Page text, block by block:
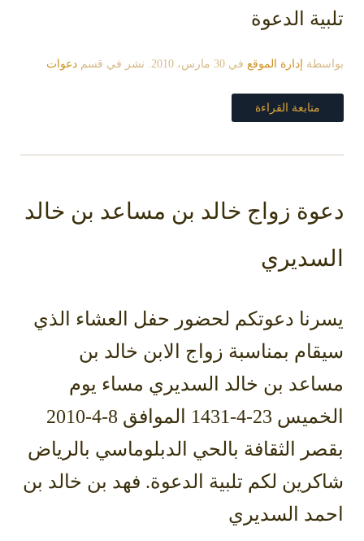
تلبية الدعوة
بواسطة إدارة الموقع في 30 مارس، 2010 . نشر في قسم دعوات
متابعة القراءة
دعوة زواج خالد بن مساعد بن خالد
السديري
يسرنا دعوتكم لحضور حفل العشاء الذي
سيقام بمناسبة زواج الابن خالد بن
مساعد بن خالد السديري مساء يوم
الخميس 23-4-1431 الموافق 8-4-2010
بقصر الثقافة بالحي الدبلوماسي بالرياض
شاكرين لكم تلبية الدعوة. فهد بن خالد بن
احمد السديري